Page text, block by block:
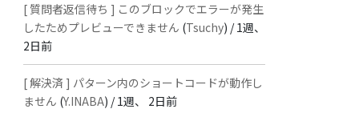
[ 質問者返信待ち ] このブロックでエラーが発生
したためプレビューできません (Tsuchy) /1週、
2日前
[ 解決済 ] パターン内のショートコードが動作し
ません (Y.INABA) /1週、 2日前